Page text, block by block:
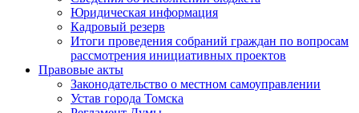
Юридическая информация
Кадровый резерв
Итоги проведения собраний граждан по вопросам
рассмотрения инициативных проектов
Правовые акты
Законодательство о местном самоуправлении
Устав города Томска